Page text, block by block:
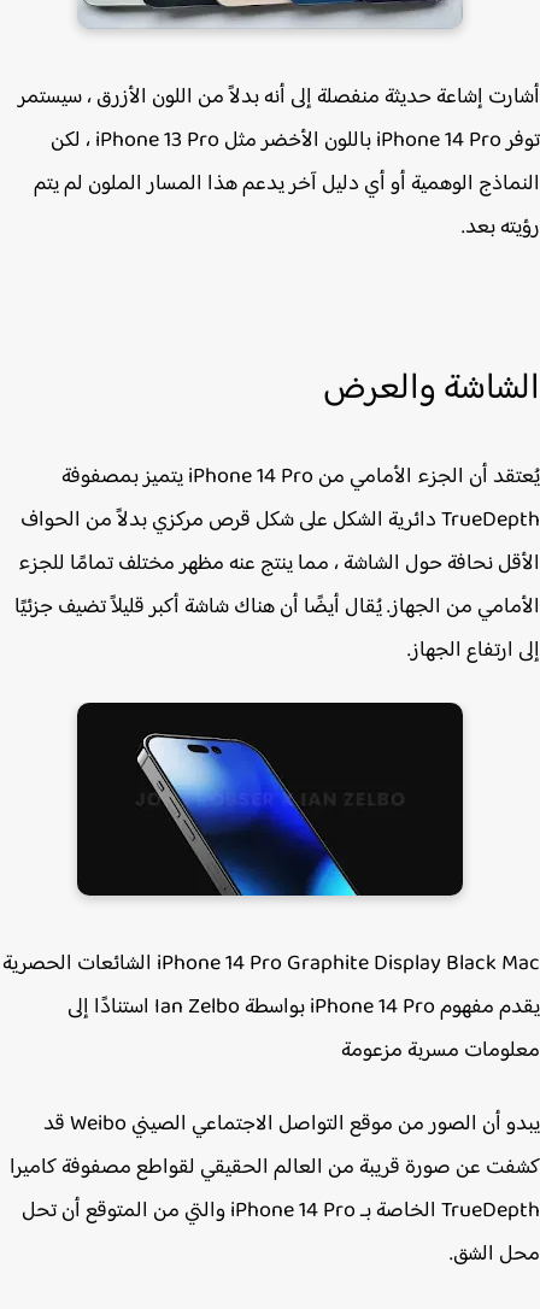
إشاعة حديثة منفصلة إلى أنه بدلاً من اللون الأزرق ، سيستمر
توفر iPhone 14 Pro‌ باللون الأخضر مثل ‌iPhone 13 Pro‌ ، لكن
الوهمية أو أي دليل آخر يدعم هذا المسار الملون لم يتم
بعد.
والعرض
يُعتقد أن الجزء الأمامي من ‌iPhone 14 Pro‌ يتميز بمصفوفة
TrueDepth دائرية الشكل على شكل قرص مركزي بدلاً من الحواف
نحافة حول الشاشة ، مما ينتج عنه مظهر مختلف تمامًا للجزء
من الجهاز. يُقال أيضًا أن هناك شاشة أكبر قليلاً تضيف جزئيًا
الجهاز.
iPhone 14 Pro Graphite Display Black Mac الشائعات الحصرية
يقدم مفهوم iPhone 14 Pro بواسطة Ian Zelbo استنادًا إلى
مسربة مزعومة
يبدو أن الصور من موقع التواصل الاجتماعي الصيني Weibo قد
عن صورة قريبة من العالم الحقيقي لقواطع مصفوفة كاميرا
TrueDepth الخاصة بـ iPhone 14 Pro‌ والتي من المتوقع أن تحل
الشق.